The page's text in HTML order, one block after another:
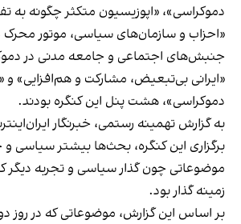
دموکراسی»، «اپوزیسیون متکثر چگونه به
«احزاب و سازمان‌های سیاسی، موتور
جنبش‌های اجتماعی و جامعه مدنی در
«ایرانی بی‌تبعیض، مشارکت و هم‌افزایی» و
دموکراسی»، هشت پنل این کنگره بودند.
به گزارش تهمینه رستمی، خبرنگار
برگزاری این کنگره، بحث‌ها بیشتر سیاسی
موضوعاتی چون گذار سیاسی و تجربه دیگر
زمینه گذار بود.
بر اساس این گزارش، موضوعاتی که در روز